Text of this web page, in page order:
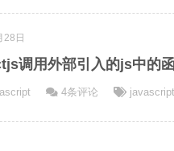
28日
调用外部引入的js中的
4条评论 javascript